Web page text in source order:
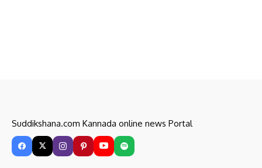
Suddikshana.com Kannada online news Portal